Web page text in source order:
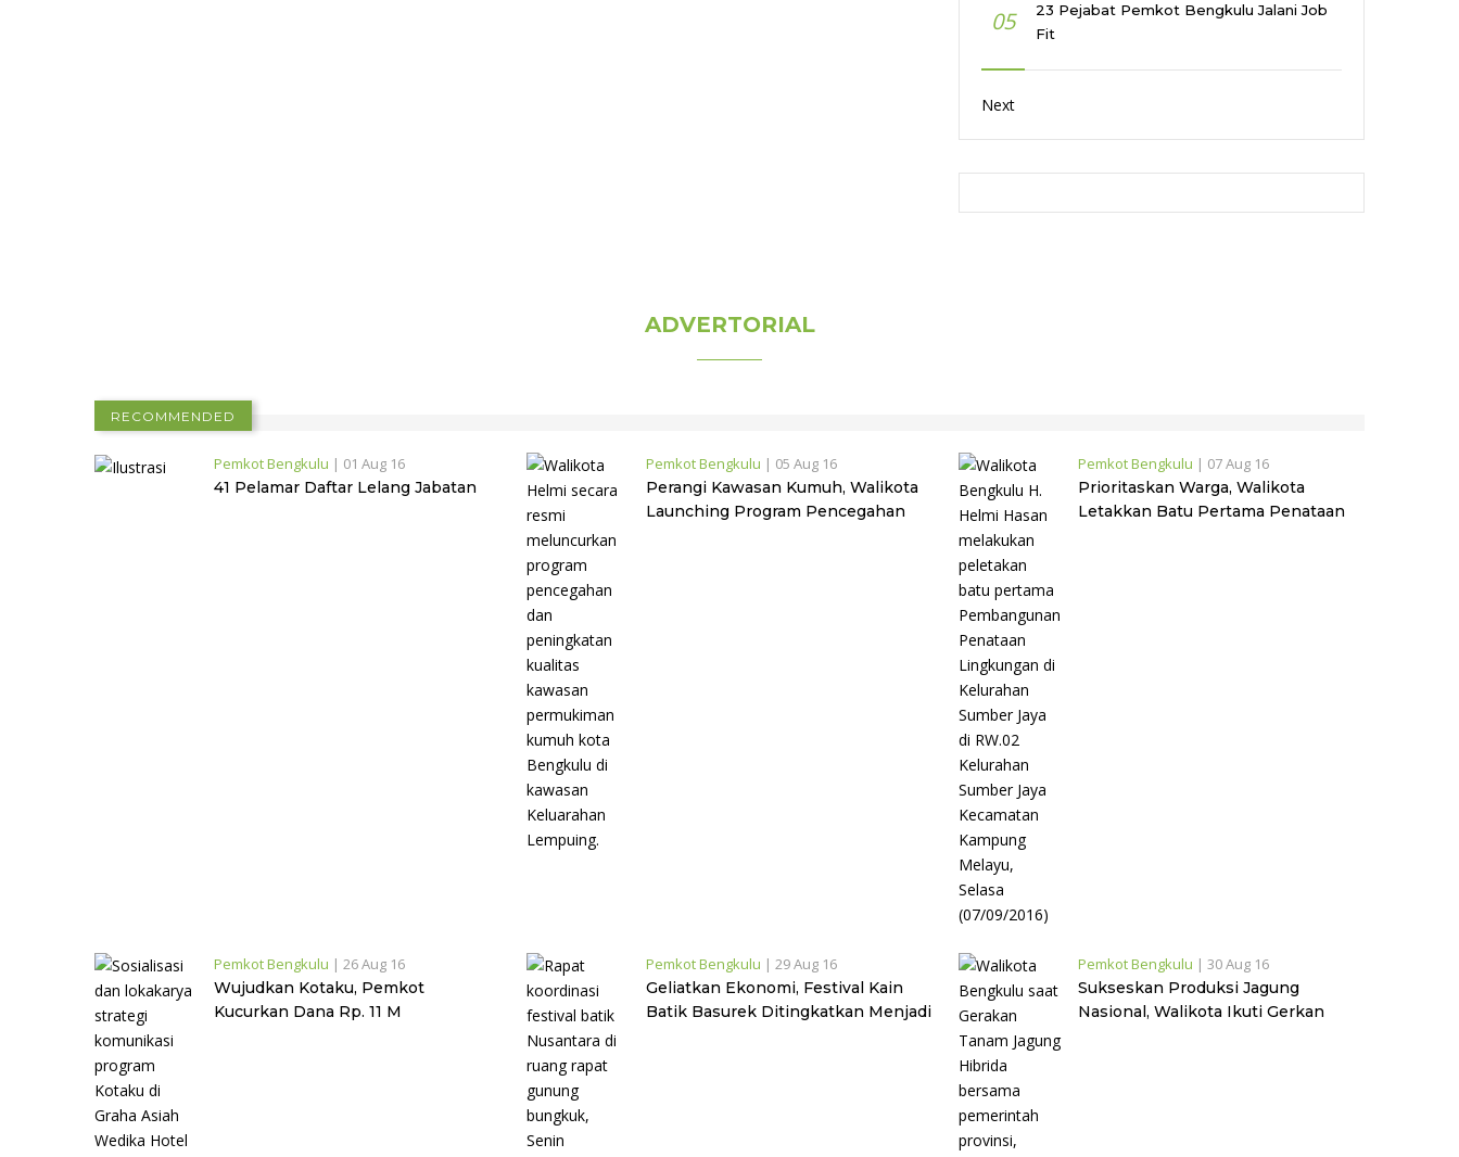
05
23 Pejabat Pemkot Bengkulu Jalani Job
Fit
Next
ADVERTORIAL
RECOMMENDED
Pemkot Bengkulu | 01 Aug 16
41 Pelamar Daftar Lelang Jabatan
Pemkot Bengkulu | 05 Aug 16
Perangi Kawasan Kumuh, Walikota
Launching Program Pencegahan
Pemkot Bengkulu | 07 Aug 16
Prioritaskan Warga, Walikota
Letakkan Batu Pertama Penataan
Pemkot Bengkulu | 26 Aug 16
Wujudkan Kotaku, Pemkot
Kucurkan Dana Rp. 11 M
Pemkot Bengkulu | 29 Aug 16
Geliatkan Ekonomi, Festival Kain
Batik Basurek Ditingkatkan Menjadi
Pemkot Bengkulu | 30 Aug 16
Sukseskan Produksi Jagung
Nasional, Walikota Ikuti Gerkan